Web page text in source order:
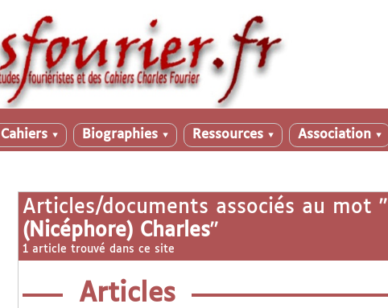
Cahiers ▼ Biographies ▼ Ressources ▼ Association ▼
Articles/documents associés au mot "
(Nicéphore) Charles"
1 article trouvé dans ce site
Articles